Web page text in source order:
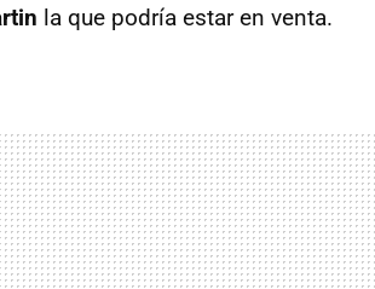
la que podría estar en venta.